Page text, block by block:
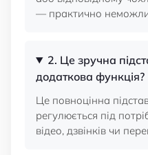
— практично
2. Це зручна
додаткова функція?
Це повноцінна
регулюється під
відео, дзвінків чи